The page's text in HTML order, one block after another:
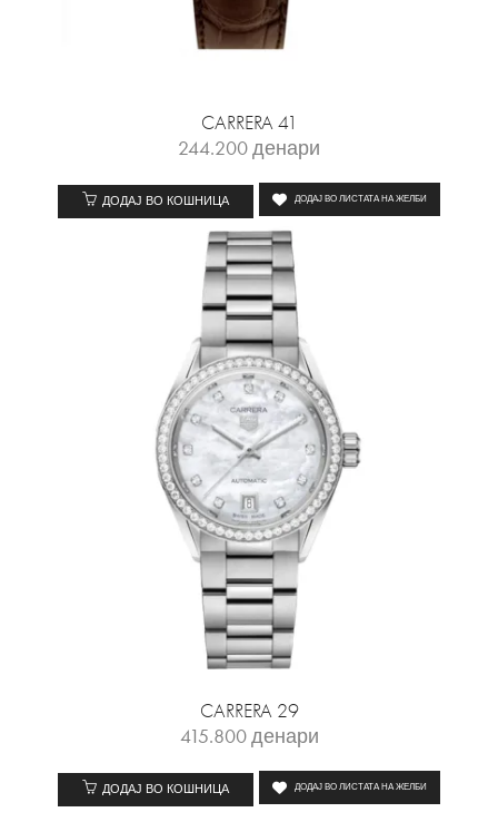
CARRERA 41
244.200денари
ДОДАЈ ВО КОШНИЦА ДОДАЈ ВО ЛИСТАТА НА ЖЕЛБИ
CARRERA 29
415.800денари
ДОДАЈ ВО КОШНИЦА ДОДАЈ ВО ЛИСТАТА НА ЖЕЛБИ